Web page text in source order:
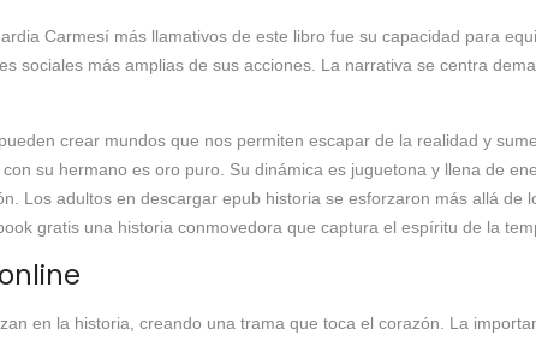
Carmesí más llamativos de este libro fue su capacidad para
sociales más amplias de sus acciones. La narrativa se centra
crear mundos que nos permiten escapar de la realidad y
su hermano es oro puro. Su dinámica es juguetona y llena de
Los adultos en descargar epub historia se esforzaron más allá
gratis una historia conmovedora que captura el espíritu de la
en la historia, creando una trama que toca el corazón. La